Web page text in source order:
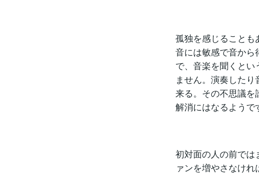
孤独を感じることも
音には敏感で音か
で、音楽を聞くとい
ません。演奏した
来る。その不思議を
解消にはなるようで
初対面の人の前では
ァンを増やさなけ